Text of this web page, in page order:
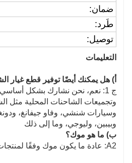
ضمان:
طَرد:
توصيل:
التعليمات
أ) هل يمكنك أيضًا توفير قطع غيار
ج 1: نعم، نحن نشارك بشكل
وتجميعات الشاحنات المحلية مثل
وسيارات شنشي، وفاو جيفانغ،
وبيبين، وليوجي، وما إلى ذلك
ب) ما هو موك؟
A2: عادة ما يكون موك وفقًا لمنتجات مختلفة